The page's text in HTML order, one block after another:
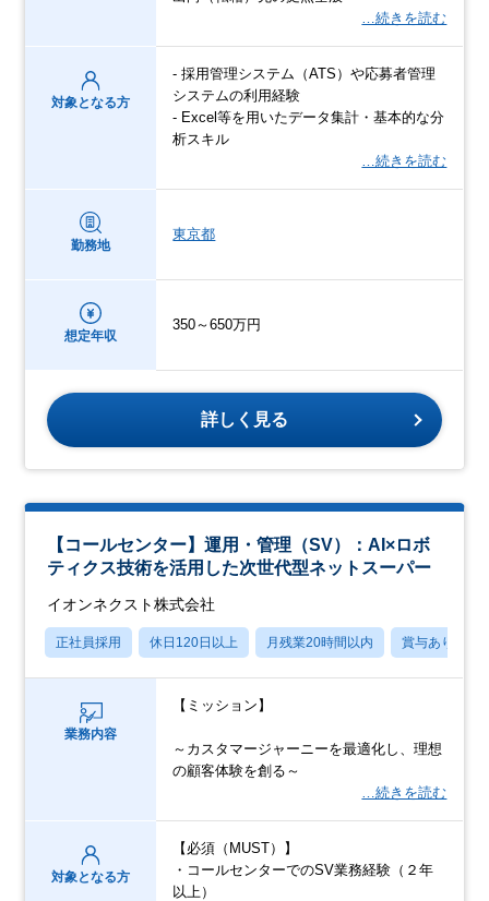
…続きを読む
対象となる方
- 採用管理システム（ATS）や応募者管理
システムの利用経験
- Excel等を用いたデータ集計・基本的な分
析スキル
…続きを読む
勤務地
東京都
想定年収
350～650万円
詳しく見る
【コールセンター】運用・管理（SV）：AI×ロボ
ティクス技術を活用した次世代型ネットスーパー
イオンネクスト株式会社
正社員採用 休日120日以上 月残業20時間以内 賞与あり
業務内容
【ミッション】
～カスタマージャーニーを最適化し、理想
の顧客体験を創る～
…続きを読む
対象となる方
【必須（MUST）】
・コールセンターでのSV業務経験（２年
以上）